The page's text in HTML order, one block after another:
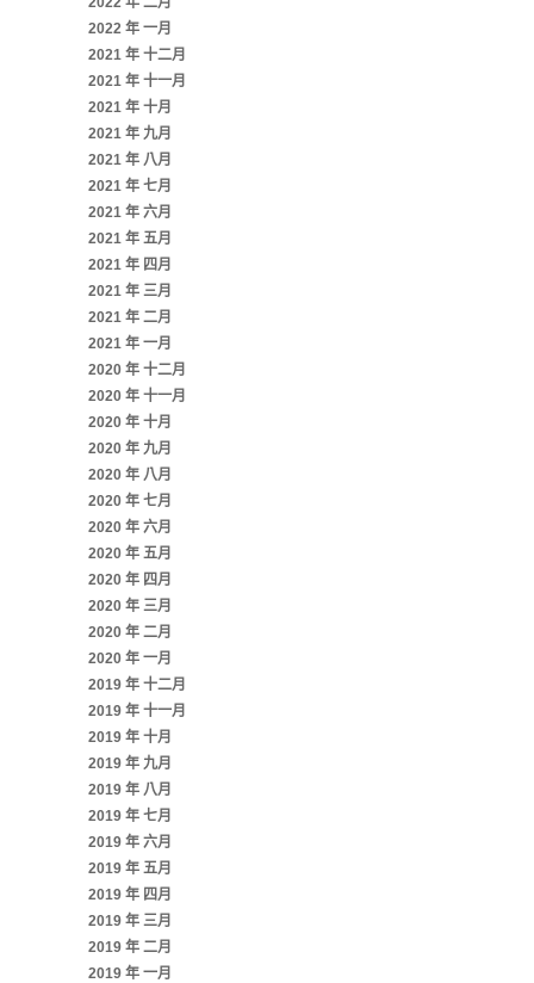
2022 年 一月
2021 年 十二月
2021 年 十一月
2021 年 十月
2021 年 九月
2021 年 八月
2021 年 七月
2021 年 六月
2021 年 五月
2021 年 四月
2021 年 三月
2021 年 二月
2021 年 一月
2020 年 十二月
2020 年 十一月
2020 年 十月
2020 年 九月
2020 年 八月
2020 年 七月
2020 年 六月
2020 年 五月
2020 年 四月
2020 年 三月
2020 年 二月
2020 年 一月
2019 年 十二月
2019 年 十一月
2019 年 十月
2019 年 九月
2019 年 八月
2019 年 七月
2019 年 六月
2019 年 五月
2019 年 四月
2019 年 三月
2019 年 二月
2019 年 一月